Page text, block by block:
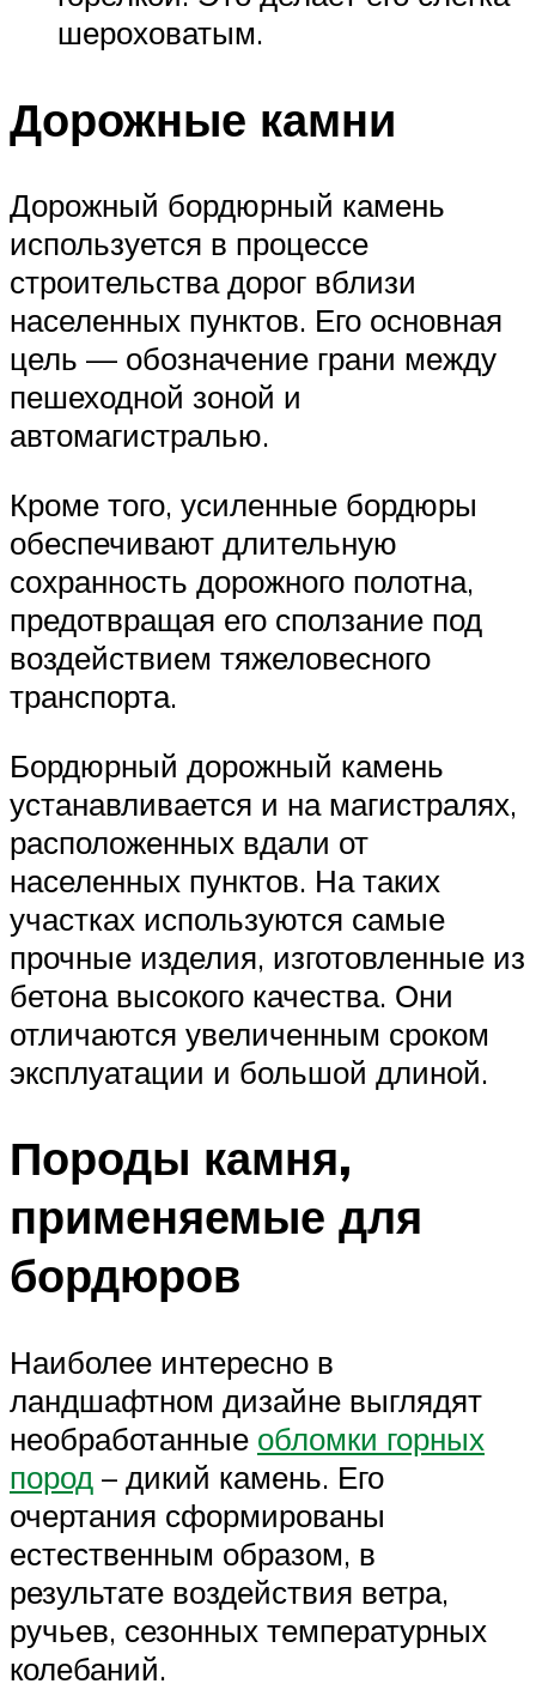
шероховатым.
Дорожные камни
Дорожный бордюрный камень
используется в процессе
строительства дорог вблизи
населенных пунктов. Его основная
цель — обозначение грани между
пешеходной зоной и
автомагистралью.
Кроме того, усиленные бордюры
обеспечивают длительную
сохранность дорожного полотна,
предотвращая его сползание под
воздействием тяжеловесного
транспорта.
Бордюрный дорожный камень
устанавливается и на магистралях,
расположенных вдали от
населенных пунктов. На таких
участках используются самые
прочные изделия, изготовленные из
бетона высокого качества. Они
отличаются увеличенным сроком
эксплуатации и большой длиной.
Породы камня,
применяемые для
бордюров
Наиболее интересно в
ландшафтном дизайне выглядят
необработанные обломки горных
пород – дикий камень. Его
очертания сформированы
естественным образом, в
результате воздействия ветра,
ручьев, сезонных температурных
колебаний.